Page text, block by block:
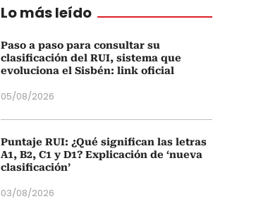
Lo más leído
Paso a paso para consultar su
clasificación del RUI, sistema que
evoluciona el Sisbén: link oficial
05/08/2026
Puntaje RUI: ¿Qué significan las letras
A1, B2, C1 y D1? Explicación de ‘nueva
clasificación’
03/08/2026